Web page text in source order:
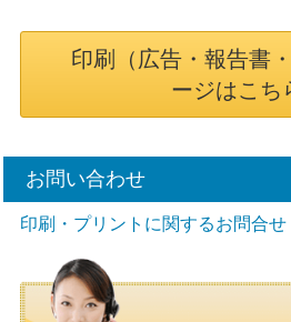
印刷（広告・報告書
ージはこち
お問い合わせ
印刷・プリントに関するお問合